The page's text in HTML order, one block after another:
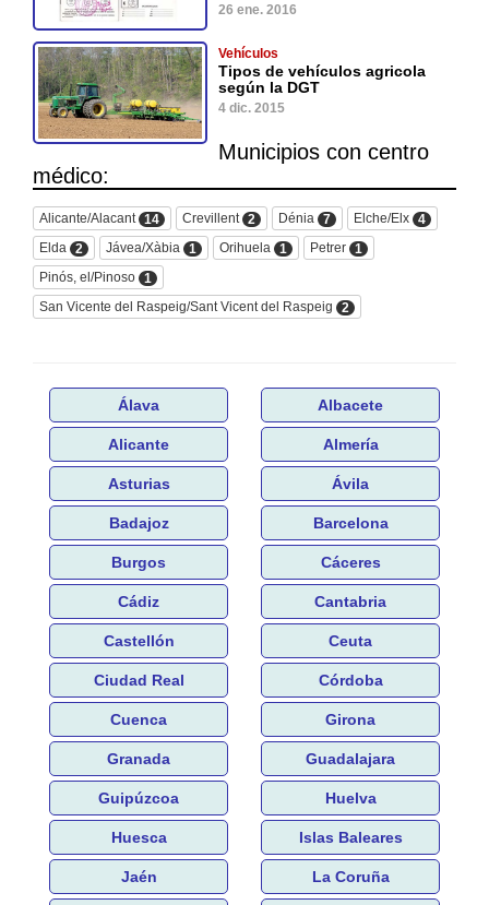
26 ene. 2016
Vehículos
Tipos de vehículos agricola
según la DGT
4 dic. 2015
Municipios con centro
médico:
Alicante/Alacant 14 Crevillent 2 Dénia 7 Elche/Elx 4
Elda
2 Jávea/Xàbia 1 Orihuela 1 Petrer 1
Pinós, el/Pinoso 1
San Vicente del Raspeig/Sant Vicent del Raspeig
2
Álava Albacete
Alicante Almería
Asturias Ávila
Badajoz Barcelona
Burgos Cáceres
Cádiz Cantabria
Castellón Ceuta
Ciudad Real Córdoba
Cuenca Girona
Granada Guadalajara
Guipúzcoa Huelva
Huesca Islas Baleares
Jaén La Coruña